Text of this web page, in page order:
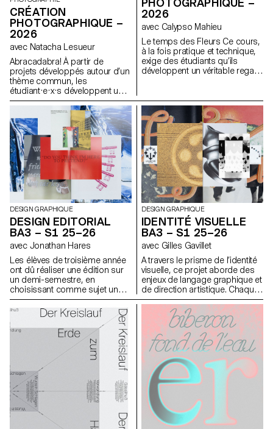
une dimension narcissique.
CRÉATION
PHOTOGRAPHIQUE –
2026
avec Natacha Lesueur
Abracadabra! À partir de
projets développés autour d’un
thème commun, les
étudiant·e·x·s développent un
travail personnel et approfondi
autour de la notion de « magie »
en photographie. Ils et elles
construisent un projet qui
explore les relations entre
réalité et imaginaire, en
mobilisant la photographie
comme un outil de révélation,
de transformation et
d’interprétation du réel.
PHOTOGRAPHIQUE –
2026
avec Calypso Mahieu
Le temps des Fleurs Ce cours,
à la fois pratique et technique,
exige des étudiants qu’ils
développent un véritable regard
perfectionner à différents
genres photographiques tels
que la nature morte, le portrait,
l’architecture, mais aussi le
documentaire et la mise en
scène. Ces disciplines
demandent une attention
particulière et une grande
rigueur dans le choix des
modèles, des lieux et des
objets. La maîtrise de la
composition, du cadrage et de
la gestion de la lumière, qu’elle
soit naturelle ou artificielle, est
essentielle pour réussir chaque
prise de vue. Tout au long du
cours, les élèves sont amenés
à affiner leur sens de
l’observation et leur capacité à
construire des images à la fois
précises et expressives.
DESIGN GRAPHIQUE
DESIGN EDITORIAL
BA3 – S1 25–26
avec Jonathan Hares
Les élèves de troisième année
ont dû réaliser une édition sur
un demi-semestre, en
choisissant comme sujet un
événement paru dans le journal
à la date du premier cours.
DESIGN GRAPHIQUE
IDENTITÉ VISUELLE
BA3 – S1 25–26
avec Gilles Gavillet
A travers le prisme de l’identité
visuelle, ce projet aborde des
enjeux de langage graphique et
de direction artistique. Chaque
étape du projet examine un
aspect du développement
d’une identité visuelle :
recherche, concept, langage
visuel, design, communication.